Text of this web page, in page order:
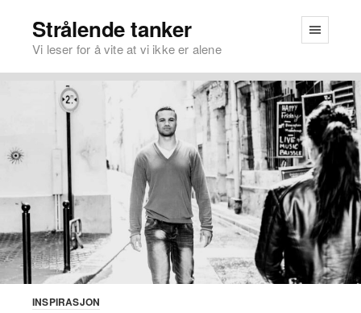
Strålende tanker
Vi leser for å vite at vi ikke er alene
INSPIRASJON